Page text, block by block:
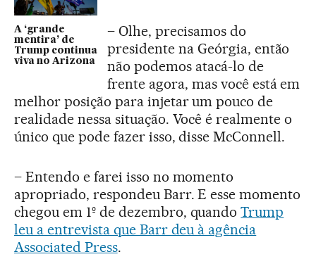
A ‘grande
mentira’ de
Trump continua
viva no Arizona
– Olhe, precisamos do
presidente na Geórgia, então
não podemos atacá-lo de
frente agora, mas você está em
melhor posição para injetar um pouco de
realidade nessa situação. Você é realmente o
único que pode fazer isso, disse McConnell.
– Entendo e farei isso no momento
apropriado, respondeu Barr. E esse momento
chegou em 1º de dezembro, quandoTrump
leu a entrevista que Barr deu à agência
Associated Press.